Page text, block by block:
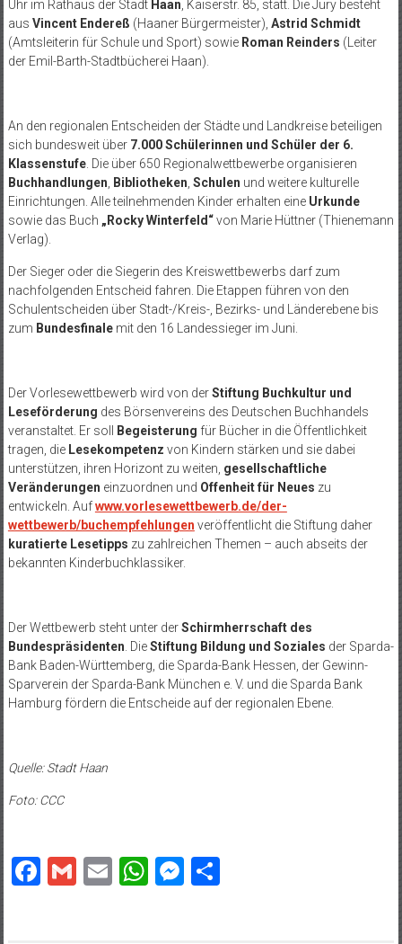
Uhr im Rathaus der Stadt Haan , Kaiserstr. 85, statt. Die Jury besteht
aus Vincent Endereß (Haaner Bürgermeister), Astrid Schmidt
(Amtsleiterin für Schule und Sport) sowie Roman Reinders (Leiter
der Emil-Barth-Stadtbücherei Haan).
An den regionalen Entscheiden der Städte und Landkreise beteiligen
sich bundesweit über 7.000 Schülerinnen und Schüler der 6.
Klassenstufe. Die über 650 Regionalwettbewerbe organisieren
Buchhandlungen
Bibliotheken Schulen und weitere kulturelle
Einrichtungen. Alle teilnehmenden Kinder erhalten eine Urkunde
sowie das Buch „Rocky Winterfeld“von Marie Hüttner (Thienemann
Verlag).
Der Sieger oder die Siegerin des Kreiswettbewerbs darf zum
nachfolgenden Entscheid fahren. Die Etappen führen von den
Schulentscheiden über Stadt-/Kreis-, Bezirks- und Länderebene bis
zum Bundesfinalemit den 16 Landessieger im Juni.
Der Vorlesewettbewerb wird von derStiftung Buchkultur und
Leseförderung des Börsenvereins des Deutschen Buchhandels
veranstaltet. Er soll
Begeisterung für Bücher in die Öffentlichkeit
tragen, die Lesekompetenz von Kindern stärken und sie dabei
unterstützen, ihren Horizont zu weiten, gesellschaftliche
Veränderungen einzuordnen und Offenheit für Neues zu
entwickeln. Aufwww.vorlesewettbewerb.de/der-
wettbewerb/buchempfehlungen veröffentlicht die Stiftung daher
kuratierte Lesetipps zu zahlreichen Themen – auch abseits der
bekannten Kinderbuchklassiker.
Der Wettbewerb steht unter derSchirmherrschaft des
Bundespräsidenten . DieStiftung Bildung und Soziales der Sparda-
Bank Baden-Württemberg, die Sparda-Bank Hessen, der Gewinn-
Sparverein der Sparda-Bank München e. V. und die Sparda Bank
Hamburg fördern die Entscheide auf der regionalen Ebene.
Quelle: Stadt Haan
Foto: CCC
Facebook
Gmail
EmailWhatsApp
Messenger
Teilen